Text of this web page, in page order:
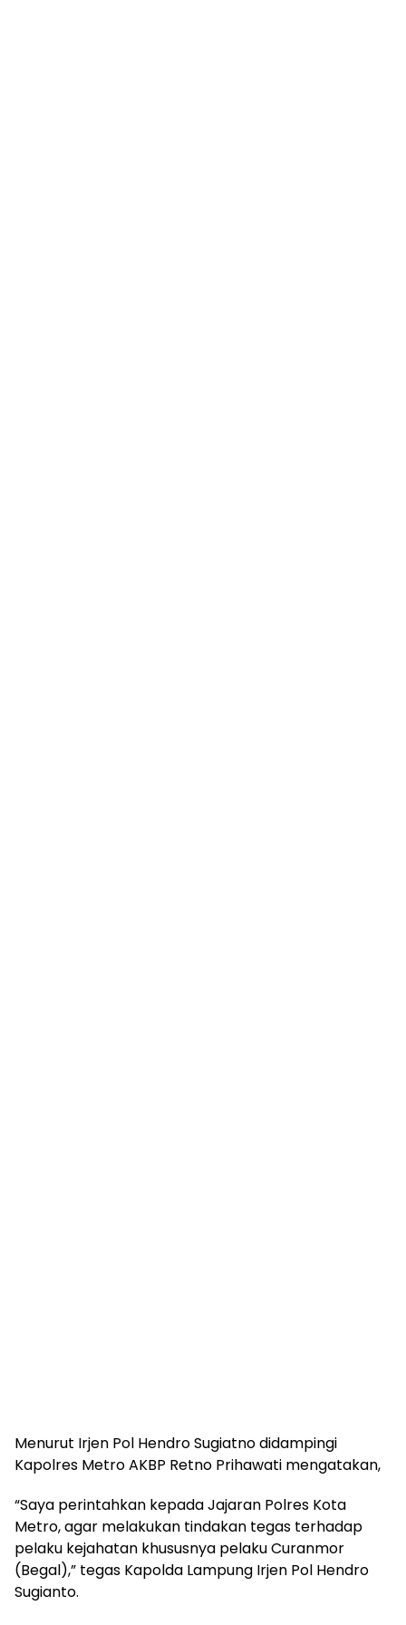
Menurut Irjen Pol Hendro Sugiatno didampingi
Kapolres Metro AKBP Retno Prihawati mengatakan,
“Saya perintahkan kepada Jajaran Polres Kota
Metro, agar melakukan tindakan tegas terhadap
pelaku kejahatan khususnya pelaku Curanmor
(Begal),” tegas Kapolda Lampung Irjen Pol Hendro
Sugianto.